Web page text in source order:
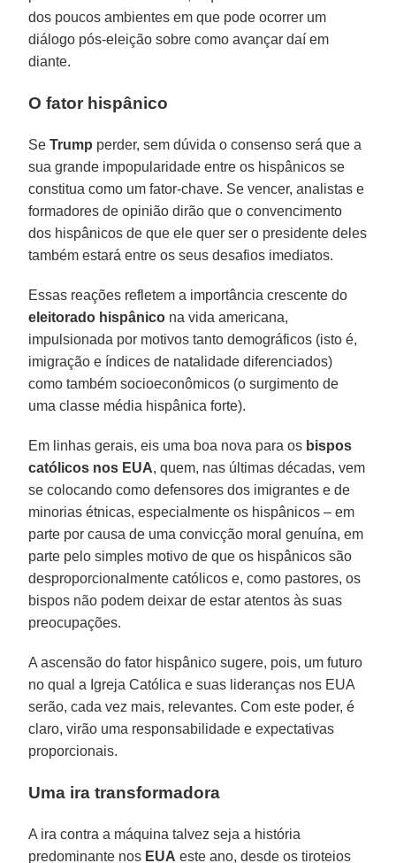
dos poucos ambientes em que pode ocorrer um
diálogo pós-eleição sobre como avançar daí em
diante.
O fator hispânico
SeTrump perder, sem dúvida o consenso será que a
sua grande impopularidade entre os hispânicos se
constitua como um fator-chave. Se vencer, analistas e
formadores de opinião dirão que o convencimento
dos hispânicos de que ele quer ser o presidente deles
também estará entre os seus desafios imediatos.
Essas reações refletem a importância crescente do
eleitorado hispânico na vida americana,
impulsionada por motivos tanto demográficos (isto é,
imigração e índices de natalidade diferenciados)
como também socioeconômicos (o surgimento de
uma classe média hispânica forte).
Em linhas gerais, eis uma boa nova para os bispos
católicos nos EUA, quem, nas últimas décadas, vem
se colocando como defensores dos imigrantes e de
minorias étnicas, especialmente os hispânicos – em
parte por causa de uma convicção moral genuína, em
parte pelo simples motivo de que os hispânicos são
desproporcionalmente católicos e, como pastores, os
bispos não podem deixar de estar atentos às suas
preocupações.
A ascensão do fator hispânico sugere, pois, um futuro
no qual a Igreja Católica e suas lideranças nos EUA
serão, cada vez mais, relevantes. Com este poder, é
claro, virão uma responsabilidade e expectativas
proporcionais.
Uma ira transformadora
A ira contra a máquina talvez seja a história
predominante nos EUA este ano, desde os tiroteios